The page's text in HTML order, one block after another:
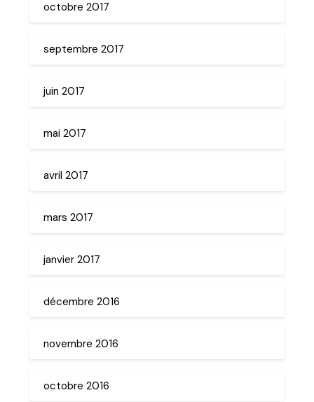
octobre 2017
septembre 2017
juin 2017
mai 2017
avril 2017
mars 2017
janvier 2017
décembre 2016
novembre 2016
octobre 2016